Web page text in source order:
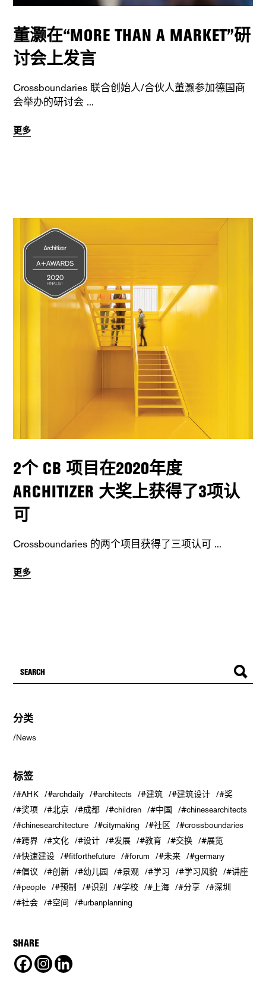
董灏在“MORE THAN A MARKET”研
讨会上发言
Crossboundaries 联合创始人/合伙人董灏参加德国商
会举办的研讨会
更多
2个 CB 项目在2020年度
ARCHITIZER 大奖上获得了3项认
可
Crossboundaries 的两个项目获得了三项认可
更多
分类
News
标签
#AHK #archdaily #architects #建筑 #建筑设计
#奖
#奖项
#北京 #成都 #children #中国
#chinesearchitects
#chinesearchitecture
#citymaking #社区
#crossboundaries
#跨界
#文化 #设计 #发展 #教育 #交换
#展览
#快速建设
#fitforthefuture #forum #未来
#germany
#倡议
#创新 #幼儿园 #景观 #学习 #学习风貌
#讲座
#people
#预制 #识别 #学校 #上海 #分享
#深圳
#社会
#空间 #urbanplanning
SHARE